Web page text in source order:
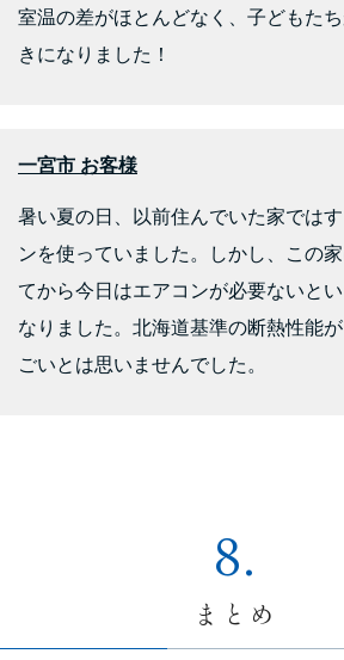
室温の差がほとんどなく、子どもた
きになりました！
一宮市 お客様
暑い夏の日、以前住んでいた家では
ンを使っていました。しかし、この
てから今日はエアコンが必要ないとい
なりました。北海道基準の断熱性能
ごいとは思いませんでした。
8.
まとめ